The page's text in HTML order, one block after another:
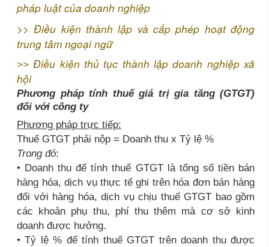
pháp luật của doanh nghiệp
>>Điều kiện thành lập và cấp phép hoạt động
trung tâm ngoại ngữ
>>Điều kiện thủ tục thành lập doanh nghiệp xã
hội
Phương pháp tính thuế giá trị gia tăng (GTGT)
đối với công ty
Phương pháp trực tiếp:
Thuế GTGT phải nộp = Doanh thu x Tỷ lệ %
Trong đó:
• Doanh thu để tính thuế GTGT là tổng số tiền bán
hàng hóa, dịch vụ thực tế ghi trên hóa đơn bán hàng
đối với hàng hóa, dịch vụ chịu thuế GTGT bao gồm
các khoản phụ thu, phí thu thêm mà cơ sở kinh
doanh được hưởng.
• Tỷ lệ % để tính thuế GTGT trên doanh thu được